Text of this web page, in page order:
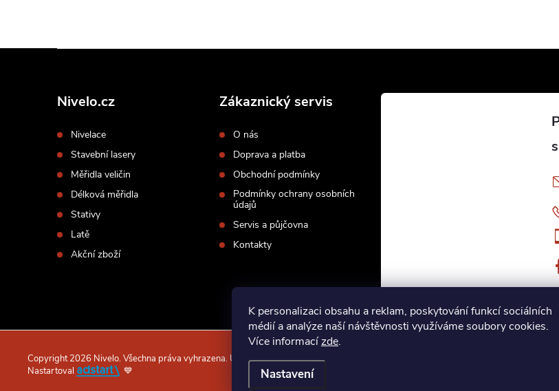
K personalizaci obsahu a reklam, poskytování funkcí sociálních
médií a analýze naší návštěvnosti využíváme soubory cookies.
Více informacízde.
Nastavení
Nivelo.cz
Nivelace
Stavební lasery
Měřidla veličin
Délková měřidla
Stativy
Latě
Akční zboží
Zákaznický servis
O nás
Doprava a platba
Obchodní podmínky
Podmínky ochrany osobních
údajů
Servis a půjčovna
Kontakty
Copyright 2026 Nivelo. Všechna práva vyhrazena. Upravit nastavení cookies
Nastartoval
💙